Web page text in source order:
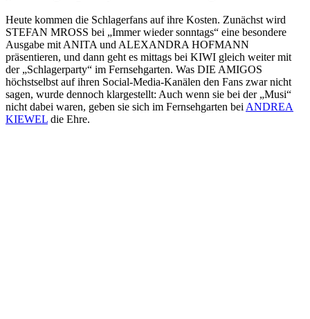
Heute kommen die Schlagerfans auf ihre Kosten. Zunächst wird
STEFAN MROSS bei „Immer wieder sonntags“ eine besondere
Ausgabe mit ANITA und ALEXANDRA HOFMANN
präsentieren, und dann geht es mittags bei KIWI gleich weiter mit
der „Schlagerparty“ im Fernsehgarten. Was DIE AMIGOS
höchstselbst auf ihren Social-Media-Kanälen den Fans zwar nicht
sagen, wurde dennoch klargestellt: Auch wenn sie bei der „Musi“
nicht dabei waren, geben sie sich im Fernsehgarten bei ANDREA
KIEWEL die Ehre.